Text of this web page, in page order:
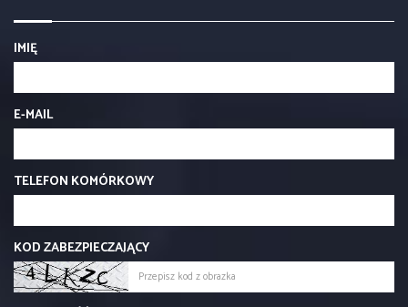
IMIĘ
E-MAIL
TELEFON KOMÓRKOWY
KOD ZABEZPIECZAJĄCY